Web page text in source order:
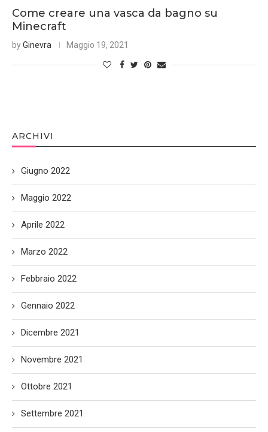
Come creare una vasca da bagno su
Minecraft
byGinevra Maggio 19, 2021
ARCHIVI
Giugno 2022
Maggio 2022
Aprile 2022
Marzo 2022
Febbraio 2022
Gennaio 2022
Dicembre 2021
Novembre 2021
Ottobre 2021
Settembre 2021